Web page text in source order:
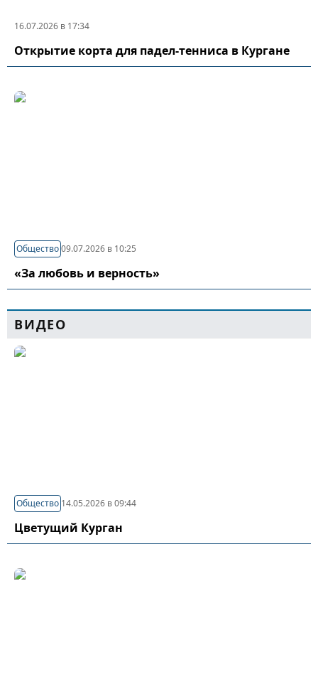
16.07.2026 в 17:34
Открытие корта для падел-тенниса в Кургане
Общество09.07.2026 в 10:25
«За любовь и верность»
ВИДЕО
Общество 14.05.2026 в 09:44
Цветущий Курган